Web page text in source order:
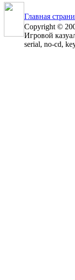
Главная
Copyright ©
Игровой
serial, no-cd,